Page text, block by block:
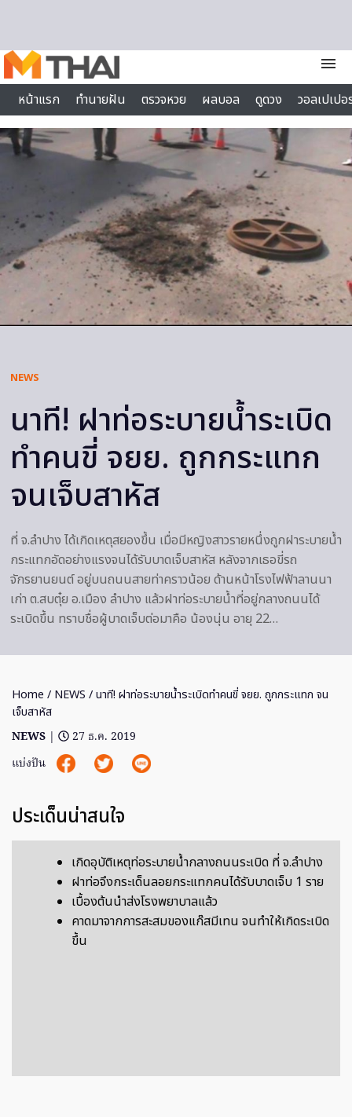
menu
หน้าแรก
ทำนายฝัน ตรวจหวย ผลบอล ดูดวง
วอลเปเป
ไลฟ์สไตล์
NEWS
นาที! ฝาท่อระบายน้ำระเบิด
ทำคนขี่ จยย. ถูกกระแทก
จนเจ็บสาหัส
ที่ จ.ลำปาง ได้เกิดเหตุสยองขึ้น เมื่อมีหญิงสาวรายหนึ่งถูกฝาระบายน้ำ
กระแทกอัดอย่างแรงจนได้รับบาดเจ็บสาหัส หลังจากเธอขี่รถ
จักรยานยนต์ อยู่บนถนนสายท่าคราวน้อย ด้านหน้าโรงไฟฟ้าลานนา
เก่า ต.สบตุ๋ย อ.เมือง ลำปาง แล้วฝาท่อระบายน้ำที่อยู่กลางถนนได้
ระเบิดขึ้น ทราบชื่อผู้บาดเจ็บต่อมาคือ น้องนุ่น อายุ 22…
Home / NEWS / นาที! ฝาท่อระบายน้ำระเบิดทำคนขี่ จยย. ถูกกระแทก จน
เจ็บสาหัส
NEWS |
27 ธ.ค. 2019
แบ่งปัน
ประเด็นน่าสนใจ
เกิดอุบัติเหตุท่อระบายน้ำกลางถนนระเบิด ที่ จ.ลำปาง
ฝาท่อจึงกระเด็นลอยกระแทกคนได้รับบาดเจ็บ 1 ราย
เบื้องต้นนำส่งโรงพยาบาลแล้ว
คาดมาจากการสะสมของแก๊สมีเทน จนทำให้เกิดระเบิด
ขึ้น